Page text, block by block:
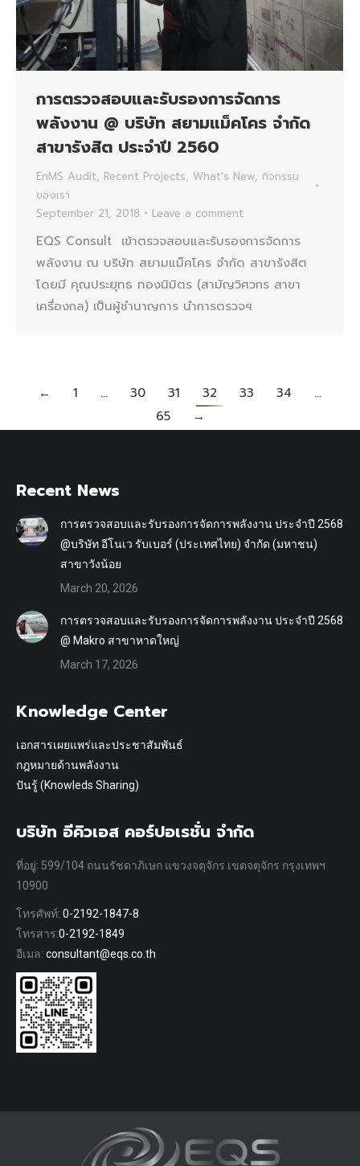
การตรวจสอบและรับรองการจัดการ
พลังงาน @ บริษัท สยามแม็คโคร จำกัด
สาขารังสิต ประจำปี 2560
EnMS Audit, Recent Projects, What's New, กิจกรรม
ของเรา
September 21, 2018
Leave a comment
EQS Consult เข้าตรวจสอบและรับรองการจัดการ
พลังงาน ณ บริษัท สยามแม็คโคร จำกัด สาขารังสิต
โดยมี คุณประยุทธ ทองนิมิตร (สามัญวิศวกร สาขา
เครื่องกล) เป็นผู้ชำนาญการ นำการตรวจฯ
← 1 … 30 31 32 33 34
…
65
→
Recent News
การตรวจสอบและรับรองการจัดการพลังงาน ประจำปี 2568
@บริษัท อีโนเว รับเบอร์ (ประเทศไทย) จำกัด (มหาชน)
สาขาวังน้อย
March 20, 2026
การตรวจสอบและรับรองการจัดการพลังงาน ประจำปี 2568
@ Makro สาขาหาดใหญ่
March 17, 2026
Knowledge Center
เอกสารเผยแพร่และประชาสัมพันธ์
กฎหมายด้านพลังงาน
ปันรู้ (Knowleds Sharing)
บริษัท อีคิวเอส คอร์ปอเรชั่น จำกัด
ที่อยู่: 599/104 ถนนรัชดาภิเษก แขวงจตุจักร เขตจตุจักร กรุงเทพฯ
10900
โทรศัพท์: 0-2192-1847-8
โทรสาร:0-2192-1849
อีเมล: consultant@eqs.co.th